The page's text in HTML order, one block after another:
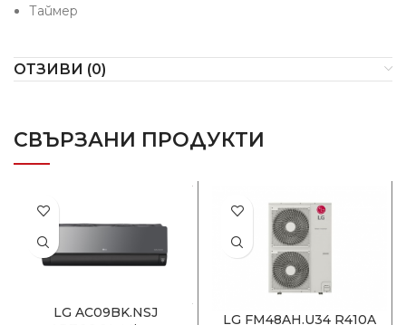
Таймер
ОТЗИВИ (0)
СВЪРЗАНИ ПРОДУКТИ
LG AC09BK.NSJ
LG FM48AH.U34 R410A